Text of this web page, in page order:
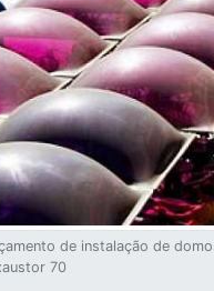
de instalação de
70